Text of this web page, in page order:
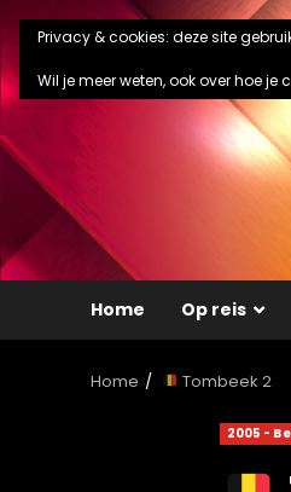
Ga
naar
de
inhoud
Home Op reis
Home Tombeek 2
2005 -
Privacy & cookies: deze site
Wil je meer weten, ook over hoe je